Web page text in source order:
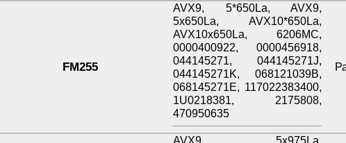
FM255
AVX9, 5*650La, AVX9,
5x650La, AVX10*650La,
AVX10x650La, 6206MC,
0000400922, 0000456918,
044145271, 044145271J,
044145271K, 068121039B,
068145271E, 117022383400,
1U0218381, 2175808,
470950635
AVX9, 5x975La,